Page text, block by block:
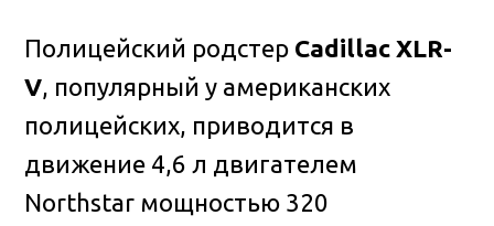
Полицейский родстер Cadillac XLR-
V, популярный у американских
полицейских, приводится в
движение 4,6 л двигателем
Northstar мощностью 320